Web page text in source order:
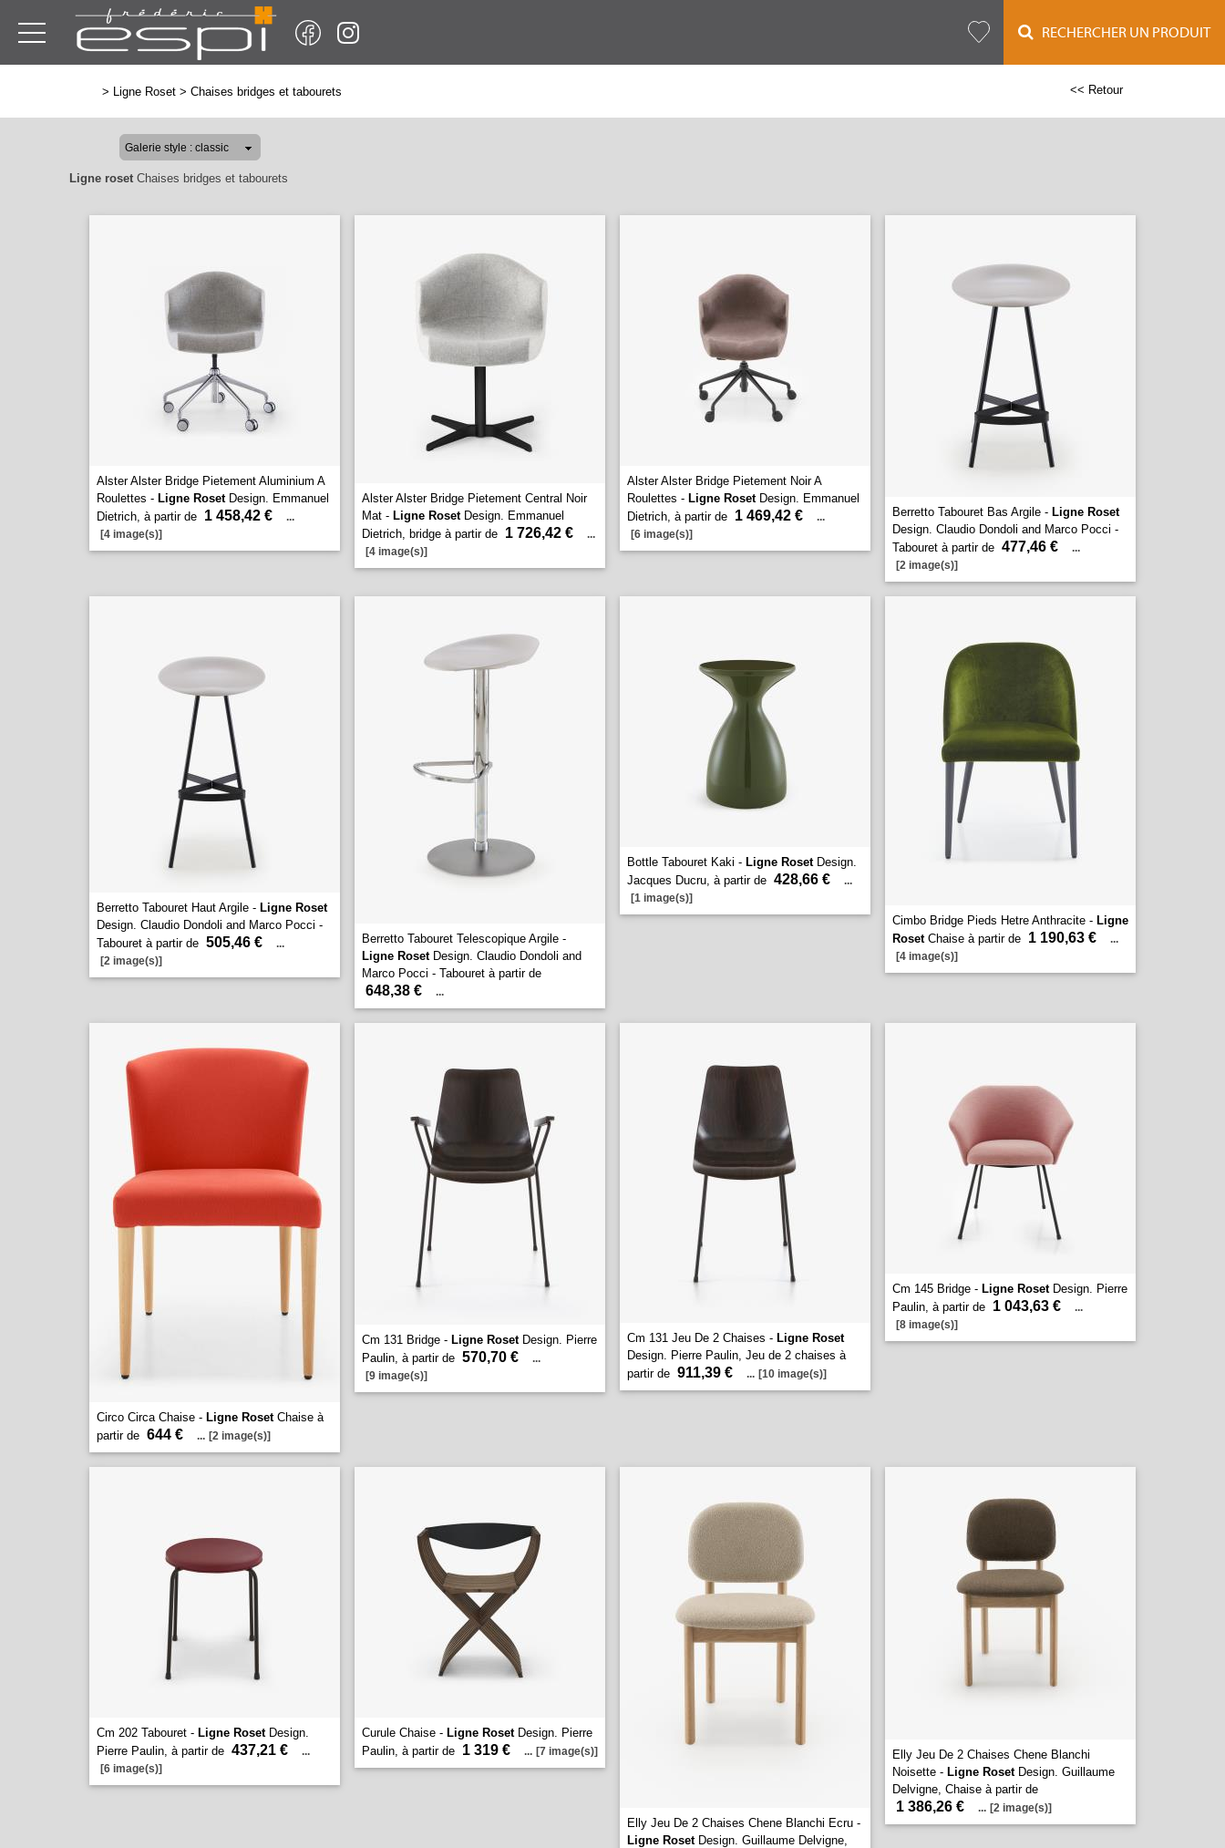
RECHERCHER UN PRODUIT
> Ligne Roset > Chaises bridges et tabourets << Retour
Ligne roset Chaises bridges et tabourets
Alster Alster Bridge Pietement Aluminium A
Roulettes - Ligne RosetDesign. Emmanuel
Dietrich, à partir de 1 458,42 €
...
[4 image(s)]
Alster Alster Bridge Pietement Central Noir
Mat - Ligne RosetDesign. Emmanuel
Dietrich, bridge à partir de 1 726,42 €
...
[4 image(s)]
Alster Alster Bridge Pietement Noir A
Roulettes - Ligne RosetDesign. Emmanuel
Dietrich, à partir de 1 469,42 €
...
[6 image(s)]
Berretto Tabouret Bas Argile - Ligne Roset
Design. Claudio Dondoli and Marco Pocci -
Tabouret à partir de 477,46 €
...
[2 image(s)]
Berretto Tabouret Haut Argile - Ligne Roset
Design. Claudio Dondoli and Marco Pocci -
Tabouret à partir de 505,46 €
...
[2 image(s)]
Berretto Tabouret Telescopique Argile -
Ligne RosetDesign. Claudio Dondoli and
Marco Pocci - Tabouret à partir de
648,38 € ...
Bottle Tabouret Kaki - Ligne RosetDesign.
Jacques Ducru, à partir de 428,66 €
...
[1 image(s)]
Cimbo Bridge Pieds Hetre Anthracite - Ligne
RosetChaise à partir de 1 190,63 €
...
[4 image(s)]
Circo Circa Chaise - Ligne RosetChaise à
partir de 644 € ... [2 image(s)]
Cm 131 Bridge - Ligne RosetDesign. Pierre
Paulin, à partir de 570,70 €
...
[9 image(s)]
Cm 131 Jeu De 2 Chaises - Ligne Roset
Design. Pierre Paulin, Jeu de 2 chaises à
partir de 911,39 € ... [10 image(s)]
Cm 145 Bridge - Ligne RosetDesign. Pierre
Paulin, à partir de 1 043,63 €
...
[8 image(s)]
Cm 202 Tabouret - Ligne RosetDesign.
Pierre Paulin, à partir de 437,21 €
...
[6 image(s)]
Curule Chaise - Ligne RosetDesign. Pierre
Paulin, à partir de 1 319 € ... [7 image(s)]
Elly Jeu De 2 Chaises Chene Blanchi Ecru -
Ligne RosetDesign. Guillaume Delvigne,
Elly Jeu De 2 Chaises Chene Blanchi
Noisette - Ligne RosetDesign. Guillaume
Delvigne, Chaise à partir de
1 386,26 € ... [2 image(s)]